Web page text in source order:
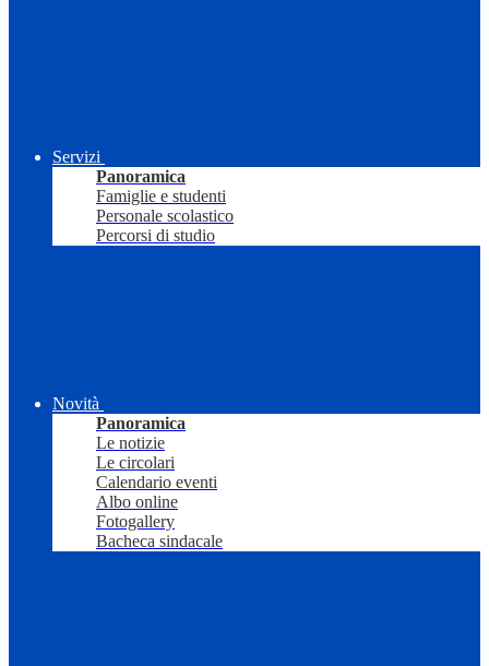
Servizi
Panoramica
Famiglie e studenti
Personale scolastico
Percorsi di studio
Novità
Panoramica
Le notizie
Le circolari
Calendario eventi
Albo online
Fotogallery
Bacheca sindacale